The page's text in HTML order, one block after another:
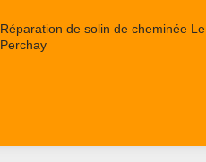
Réparation de solin de cheminée Le
Perchay